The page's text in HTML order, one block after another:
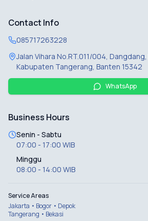
Contact Info
085717263228
Jalan Vihara No.RT.011/004, Dangdang,
Kabupaten Tangerang, Banten 15342
WhatsApp
Business Hours
Senin - Sabtu
07:00 - 17:00 WIB
Minggu
08:00 - 14:00 WIB
Service Areas
Jakarta • Bogor • Depok
Tangerang • Bekasi